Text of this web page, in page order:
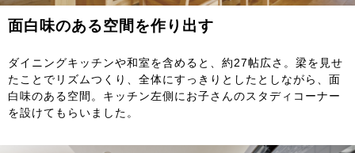
面白味のある空間を作り出す
ダイニングキッチンや和室を含めると、約27帖広さ。梁を見せ
たことでリズムつくり、全体にすっきりとしたとしながら、面
白味のある空間。キッチン左側にお子さんのスタディコーナー
を設けてもらいました。